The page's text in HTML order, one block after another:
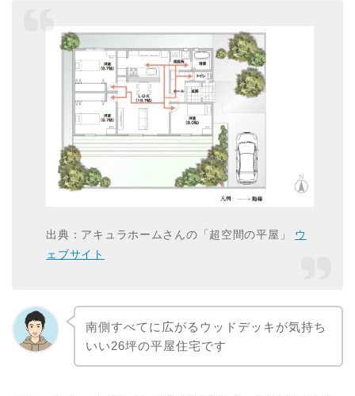
出典：アキュラホームさんの「超空間の平屋」 ウ
ェブサイト
南側すべてに広がるウッドデッキが気持ち
いい26坪の平屋住宅です